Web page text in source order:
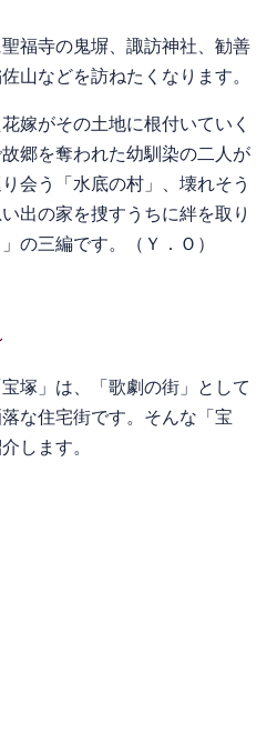
福寺の鬼塀、諏訪神社、勧善
山などを訪ねたくなります。
嫁がその土地に根付いていく
故郷を奪われた幼馴染の二人が
会う「水底の村」、壊れそう
出の家を捜すうちに絆を取り
の三編です。（Ｙ．Ｏ）
塚」は、「歌劇の街」として
な住宅街です。そんな「宝
します。